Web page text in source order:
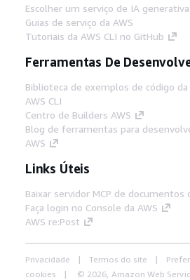
Escolher um serviço de IA generativa
Guias de serviço da AWS
Tutoriais da AWS CLI no GitHub
Ferramentas De
Biblioteca de exemplos de código da
AWS CLI
Centro de Builders AWS
Blog de ferramentas para
AWS
Links Úteis
Baixar servidor MCP de documentos
Faça login no Console da AWS
AWS re:Post
Privacidade Termos do site
cookies
© 2026, Amazon Web